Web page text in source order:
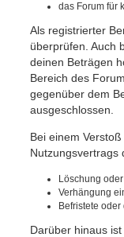
das Forum für
Als registrierter
überprüfen. Auch
deinen Beträgen
Bereich des
gegenüber dem
ausgeschlossen.
Bei einem
Nutzungsvertrags
Löschung
Verhängung
Befristete
Darüber hinaus